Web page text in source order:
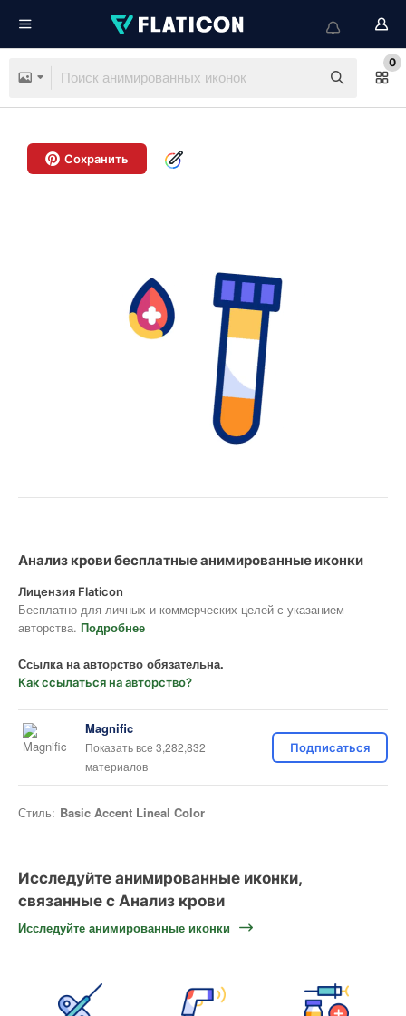
0
Сохранить
Анализ крови бесплатные анимированные иконки
Лицензия Flaticon
Бесплатно для личных и коммерческих целей с указанием
авторства. Подробнее
Ссылка на авторство обязательна.
Как ссылаться на авторство?
Magnific
Показать все 3,282,832
материалов
Подписаться
Стиль: Basic Accent Lineal Color
Исследуйте анимированные иконки,
связанные с Анализ крови
Исследуйте анимированные иконки